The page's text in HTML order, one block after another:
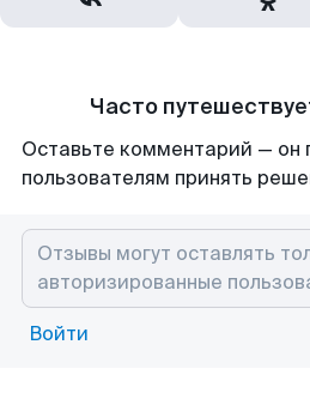
Часто
Оставьте комментарий — он
пользователям принять
Войти